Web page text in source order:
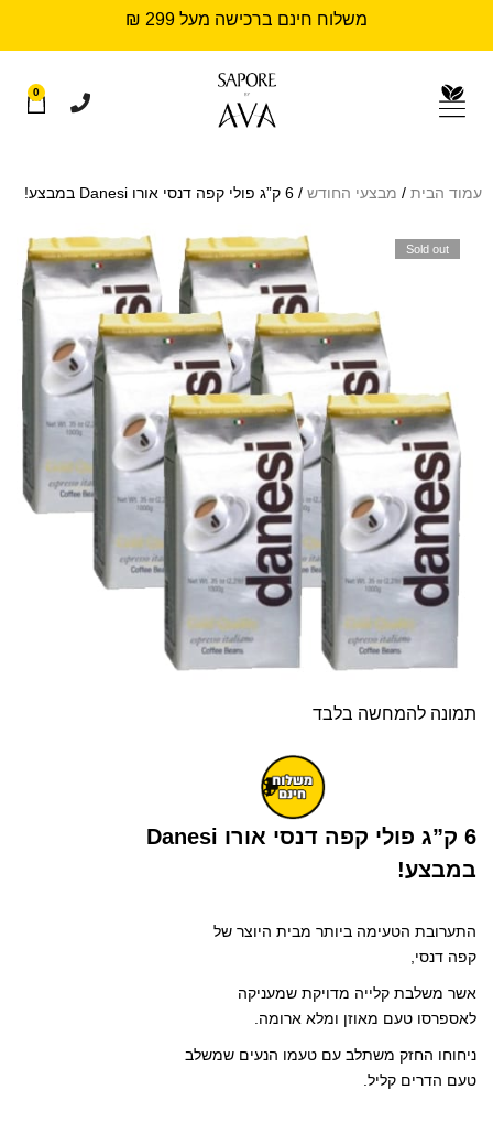
משלוח חינם ברכישה מעל 299 ₪
0
עמוד הבית / מבצעי החודש / 6 ק”ג פולי קפה דנסי אורו Danesi במבצע!
Sold out
תמונה להמחשה בלבד
6 ק”ג פולי קפה דנסי אורו Danesi
במבצע!
התערובת הטעימה ביותר מבית היוצר של
קפה דנסי,
אשר משלבת קלייה מדויקת שמעניקה
לאספרסו טעם מאוזן ומלא ארומה.
ניחוחו החזק משתלב עם טעמו הנעים שמשלב
טעם הדרים קליל.